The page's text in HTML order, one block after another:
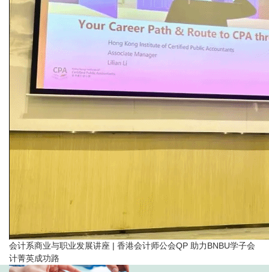
会计系商业与职业发展讲座 | 香港会计师公会QP 助力BNBU学子会
计菁英成功路